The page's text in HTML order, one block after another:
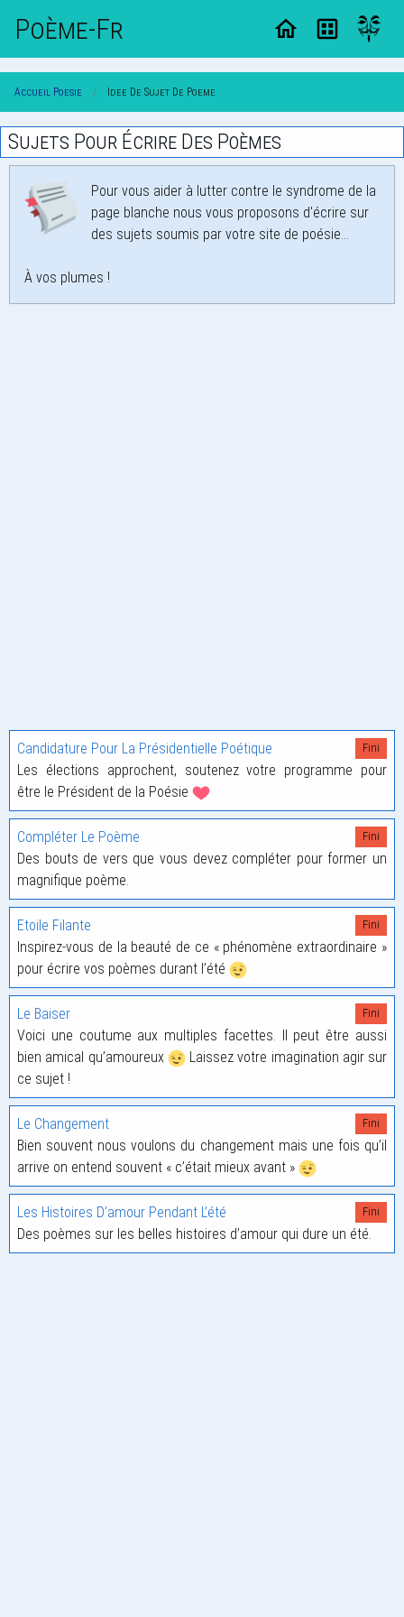
Poème-Fr
Accueil Poesie Idee De Sujet De Poeme
Sujets Pour Écrire Des Poèmes
Pour vous aider à lutter contre le syndrome de la
page blanche nous vous proposons d'écrire sur
des sujets soumis par votre site de poésie...
À vos plumes !
Candidature Pour La Présidentielle Poétique Fini
Les élections approchent, soutenez votre programme pour
être le Président de la Poésie
Compléter Le Poème Fini
Des bouts de vers que vous devez compléter pour former un
magnifique poème.
Etoile Filante Fini
Inspirez-vous de la beauté de ce « phénomène extraordinaire »
pour écrire vos poèmes durant l’été
Le Baiser Fini
Voici une coutume aux multiples facettes. Il peut être aussi
bien amical qu’amoureux
Laissez votre imagination agir sur
ce sujet !
Le Changement Fini
Bien souvent nous voulons du changement mais une fois qu’il
arrive on entend souvent « c’était mieux avant »
Les Histoires D’amour Pendant L’été Fini
Des poèmes sur les belles histoires d’amour qui dure un été.